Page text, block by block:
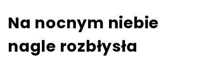
Na nocnym niebie
nagle rozbłysła